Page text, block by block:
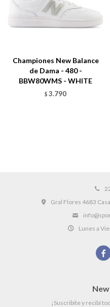
Championes New Balance
de Dama - 480 -
BBW80WMS - WHITE
$ 3.790
Gral Flores 4683
Lunes a

¡Suscribite y recibí